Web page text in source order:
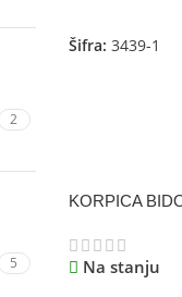
2
5
Šifra: 3439-1
KORPICA
Na stanju